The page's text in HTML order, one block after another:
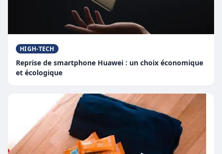
HIGH-TECH
Reprise de smartphone Huawei : un choix économique
et écologique